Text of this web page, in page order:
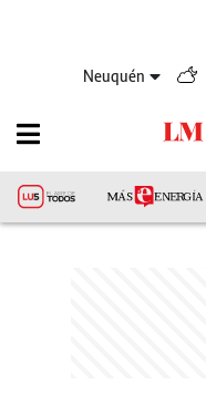
Neuquén